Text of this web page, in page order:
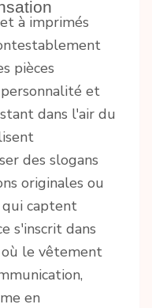
à imprimés
pièces
et
dans l'air du
des slogans
originales ou
captent
s'inscrit dans
le vêtement
en